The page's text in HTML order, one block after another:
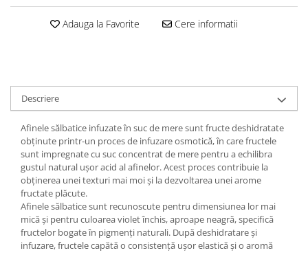
Adauga la Favorite Cere informatii
Descriere
Afinele sălbatice infuzate în suc de mere sunt fructe deshidratate
obținute printr-un proces de infuzare osmotică, în care fructele
sunt impregnate cu suc concentrat de mere pentru a echilibra
gustul natural ușor acid al afinelor. Acest proces contribuie la
obținerea unei texturi mai moi și la dezvoltarea unei arome
fructate plăcute.
Afinele sălbatice sunt recunoscute pentru dimensiunea lor mai
mică și pentru culoarea violet închis, aproape neagră, specifică
fructelor bogate în pigmenți naturali. După deshidratare și
infuzare, fructele capătă o consistență ușor elastică și o aromă